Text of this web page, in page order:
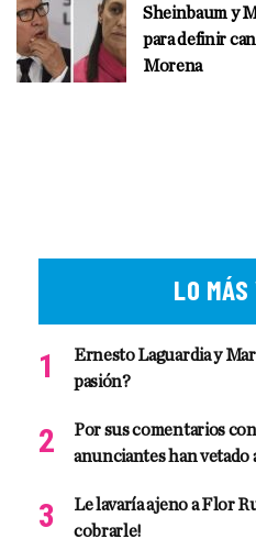
Sheinbaum y
para definir
Morena
LO
Ernesto Laguardia y
pasión?
Por sus comentarios
anunciantes han vetado
Le lavaría ajeno a Flor
cobrarle!